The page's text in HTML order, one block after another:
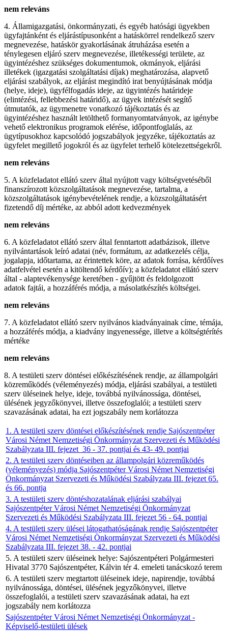
nem releváns
4. Államigazgatási, önkormányzati, és egyéb hatósági ügyekben
ügyfajtánként és eljárástípusonként a hatáskörrel rendelkező szerv
megnevezése, hatáskör gyakorlásának átruházása esetén a
ténylegesen eljáró szerv megnevezése, illetékességi területe, az
ügyintézéshez szükséges dokumentumok, okmányok, eljárási
illetékek (igazgatási szolgáltatási díjak) meghatározása, alapvető
eljárási szabályok, az eljárást megindító irat benyújtásának módja
(helye, ideje), ügyfélfogadás ideje, az ügyintézés határideje
(elintézési, fellebbezési határidő), az ügyek intézését segítő
útmutatók, az ügymenetre vonatkozó tájékoztatás és az
ügyintézéshez használt letölthető formanyomtatványok, az igénybe
vehető elektronikus programok elérése, időpontfoglalás, az
ügytípusokhoz kapcsolódó jogszabályok jegyzéke, tájékoztatás az
ügyfelet megillető jogokról és az ügyfelet terhelő kötelezettségekről.
nem releváns
5. A közfeladatot ellátó szerv által nyújtott vagy költségvetéséből
finanszírozott közszolgáltatások megnevezése, tartalma, a
közszolgáltatások igénybevételének rendje, a közszolgáltatásért
fizetendő díj mértéke, az abból adott kedvezmények
nem releváns
6. A közfeladatot ellátó szerv által fenntartott adatbázisok, illetve
nyilvántartások leíró adatai (név, formátum, az adatkezelés célja,
jogalapja, időtartama, az érintettek köre, az adatok forrása, kérdőíves
adatfelvétel esetén a kitöltendő kérdőív); a közfeladatot ellátó szerv
által - alaptevékenysége keretében - gyűjtött és feldolgozott
adatok fajtái, a hozzáférés módja, a másolatkészítés költségei.
nem releváns
7. A közfeladatot ellátó szerv nyilvános kiadványainak címe, témája,
a hozzáférés módja, a kiadvány ingyenessége, illetve a költségtérítés
mértéke
nem releváns
8. A testületi szerv döntései előkészítésének rendje, az állampolgári
közreműködés (véleményezés) módja, eljárási szabályai, a testületi
szerv üléseinek helye, ideje, továbbá nyilvánossága, döntései,
ülésének jegyzőkönyvei, illetve összefoglalói; a testületi szerv
szavazásának adatai, ha ezt jogszabály nem korlátozza
1. A testületi szerv döntései előkészítésének rendje Sajószentpéter
Városi Német Nemzetiségi Önkormányzat Szervezeti és Működési
Szabályzata III. fejezet 36 - 37. pontjai és 43- 49. pontjai
2. A testületi szerv döntéseiben az állampolgári közreműködés
(véleményezés) módja Sajószentpéter Városi Német Nemzetiségi
Önkormányzat Szervezeti és Működési Szabályzata III. fejezet 65.
és 66. pontja
3. A testületi szerv döntéshozatalának eljárási szabályai
Sajószentpéter Városi Német Nemzetiségi Önkormányzat
Szervezeti és Működési Szabályzata III. fejezet 56 - 64. pontjai
4. A testületi szerv ülései látogathatóságának rendje Sajószentpéter
Városi Német Nemzetiségi Önkormányzat Szervezeti és Működési
Szabályzata III. fejezet 38. - 42. pontjai
5. A testületi szerv üléseinek helye: Sajószentpéteri Polgármesteri
Hivatal 3770 Sajószentpéter, Kálvin tér 4. emeleti tanácskozó terem
6. A testületi szerv megtartott üléseinek ideje, napirendje, továbbá
nyilvánossága, döntései, ülésének jegyzőkönyvei, illetve
összefoglalói, a testületi szerv szavazásának adatai, ha ezt
jogszabály nem korlátozza
Sajószentpéter Városi Német Nemzetiségi Önkormányzat -
Képviselő-testületi ülések